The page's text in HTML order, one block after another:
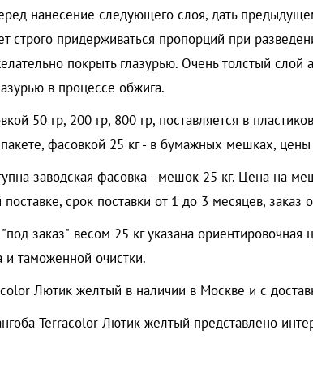
нанесение следующего слоя, дать
строго придерживаться пропорций при
покрыть глазурью. Очень толстый слой
в процессе обжига.
50 гр, 200 гр, 800 гр, поставляется в
фасовкой 25 кг - в бумажных мешках,
заводская фасовка - мешок 25 кг. Цена на
срок поставки от 1 до 3 месяцев, заказ
заказ" весом 25 кг указана ориентировочная
и таможенной очистки.
Лютик желтый в наличии в Москве и с
Terracolor Лютик желтый представлено